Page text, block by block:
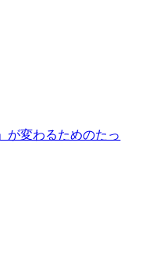
が変わるためのたっ